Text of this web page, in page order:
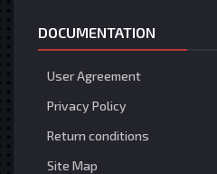
DOCUMENTATION
User Agreement
Privacy Policy
Return conditions
Site Map